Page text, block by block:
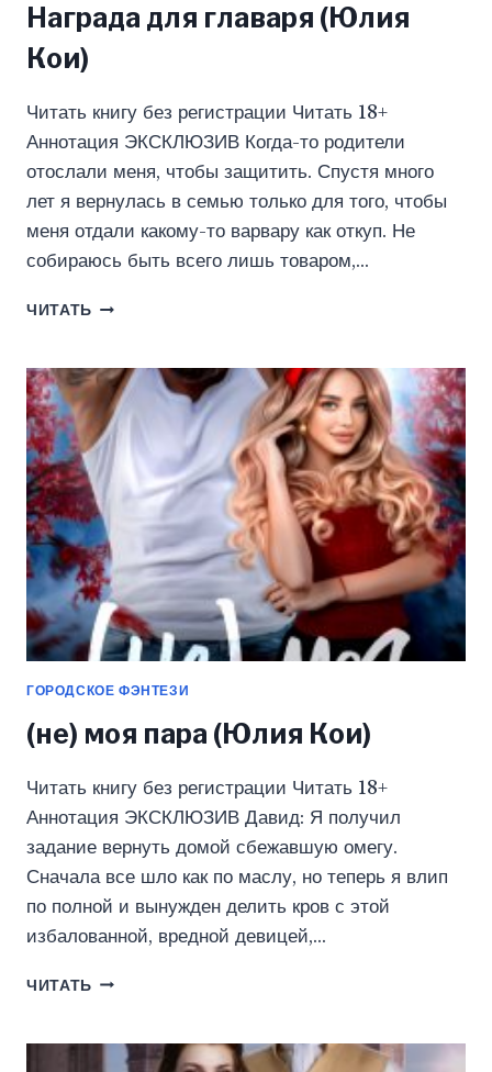
Награда для главаря (Юлия
Кои)
Читать книгу без регистрации Читать 18+
Аннотация ЭКСКЛЮЗИВ Когда-то родители
отослали меня, чтобы защитить. Спустя много
лет я вернулась в семью только для того, чтобы
меня отдали какому-то варвару как откуп. Не
собираюсь быть всего лишь товаром,…
ЧИТАТЬ НАГРАДА
(ЮЛИЯ
КОИ)
ГОРОДСКОЕ ФЭНТЕЗИ
(не) моя пара (Юлия Кои)
Читать книгу без регистрации Читать 18+
Аннотация ЭКСКЛЮЗИВ Давид: Я получил
задание вернуть домой сбежавшую омегу.
Сначала все шло как по маслу, но теперь я влип
по полной и вынужден делить кров с этой
избалованной, вредной девицей,…
ЧИТАТЬ (НЕ)
(ЮЛИЯ